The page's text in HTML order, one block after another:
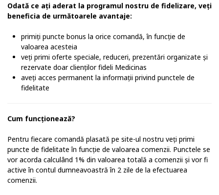
Odată ce ați aderat la programul nostru de fidelizare, veți
beneficia de următoarele avantaje:
primiți puncte bonus la orice comandă, în funcție de
valoarea acesteia
veți primi oferte speciale, reduceri, prezentări organizate și
rezervate doar clienților fideli Medicinas
aveți acces permanent la informații privind punctele de
fidelitate
Cum funcționează?
Pentru fiecare comandă plasată pe site-ul nostru veți primi
puncte de fidelitate în funcție de valoarea comenzii. Punctele se
vor acorda calculând 1% din valoarea totală a comenzii și vor fi
active în contul dumneavoastră în 2 zile de la efectuarea
comenzii.